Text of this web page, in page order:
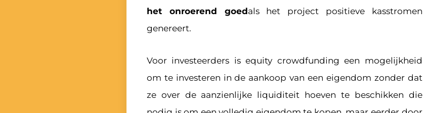
het onroerend goedals het project positieve kasstromen
genereert.
Voor investeerders is equity crowdfunding een mogelijkheid
om te investeren in de aankoop van een eigendom zonder dat
ze over de aanzienlijke liquiditeit hoeven te beschikken die